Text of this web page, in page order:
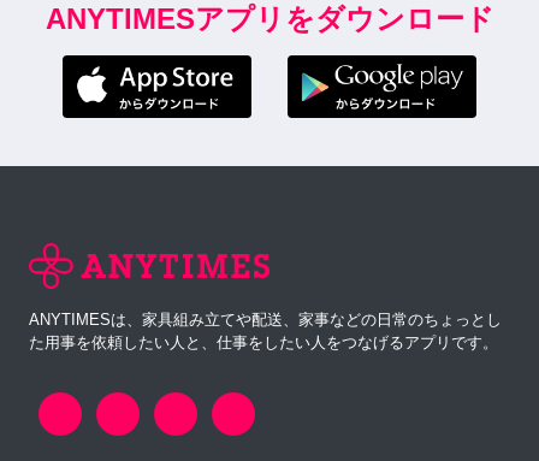
ANYTIMESアプリをダウンロード
ANYTIMESは、家具組み立てや配送、家事などの日常のちょっとし
た用事を依頼したい人と、仕事をしたい人をつなげるアプリです。